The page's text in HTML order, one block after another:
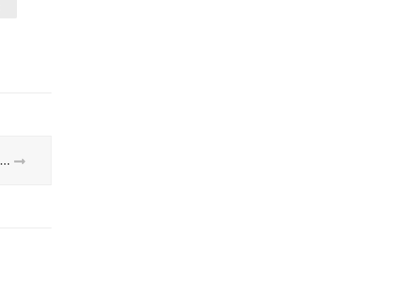
Vegan, vous avez dit vegan ?